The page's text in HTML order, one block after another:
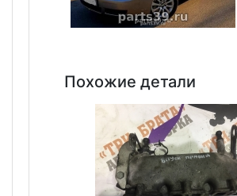
Похожие детали